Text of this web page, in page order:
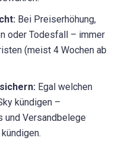
Bei Preiserhöhung,
oder Todesfall – immer
(meist 4 Wochen ab
Egal welchen
kündigen –
und Versandbelege